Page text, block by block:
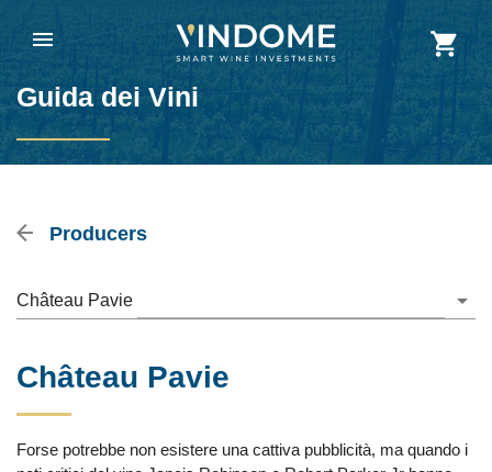
Guida dei Vini
Producers
Château Pavie
Château Pavie
Forse potrebbe non esistere una cattiva pubblicità, ma quando i